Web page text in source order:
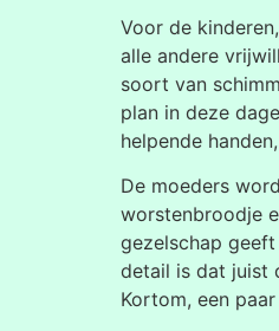
Voor de
alle andere
soort van
plan in deze
helpende
De moeders
worstenbroodje
gezelschap
detail is dat juist
Kortom, een